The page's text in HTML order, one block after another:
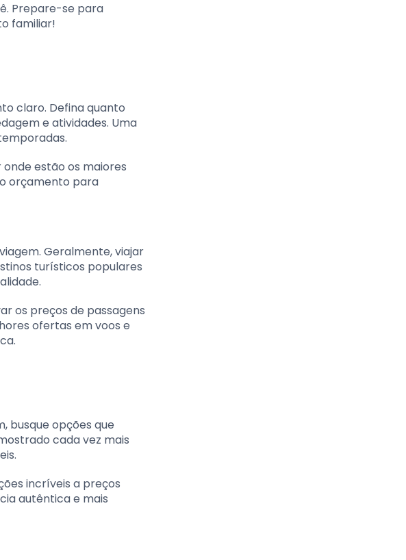
Prepare-se para
familiar!
claro. Defina quanto
e atividades. Uma
estão os maiores
orçamento para
Geralmente, viajar
turísticos populares
os preços de passagens
ofertas em voos e
busque opções que
cada vez mais
incríveis a preços
autêntica e mais